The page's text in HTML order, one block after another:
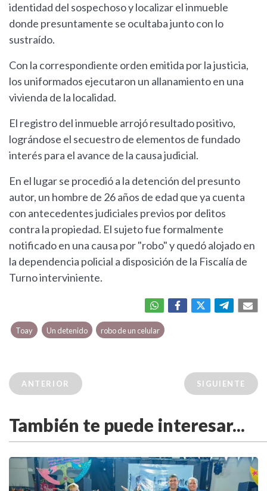
identidad del sospechoso y localizar el inmueble
donde presuntamente se ocultaba junto con lo
sustraído.
Con la correspondiente orden emitida por la justicia,
los uniformados ejecutaron un allanamiento en una
vivienda de la localidad.
El registro del inmueble arrojó resultado positivo,
lográndose el secuestro de elementos de fundado
interés para el avance de la causa judicial.
En el lugar se procedió a la detención del presunto
autor, un hombre de 26 años de edad que ya cuenta
con antecedentes judiciales previos por delitos
contra la propiedad. El sujeto fue formalmente
notificado en una causa por "robo" y quedó alojado en
la dependencia policial a disposición de la Fiscalía de
Turno interviniente.
Toay Un detenido robo de un celular
ANTERIOR SIGUIENTE
También te puede interesar...